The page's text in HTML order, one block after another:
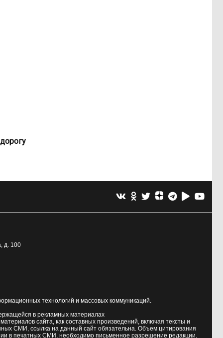
д. 100
технологий и массовых коммуникаций.
в рекламных материалах
сайта, как составных произведений, включая тексты и
СМИ, ссылка на данный сайт обязательна. Объем цитирования
в печатных СМИ, необходимо письменное разрешение редакции.